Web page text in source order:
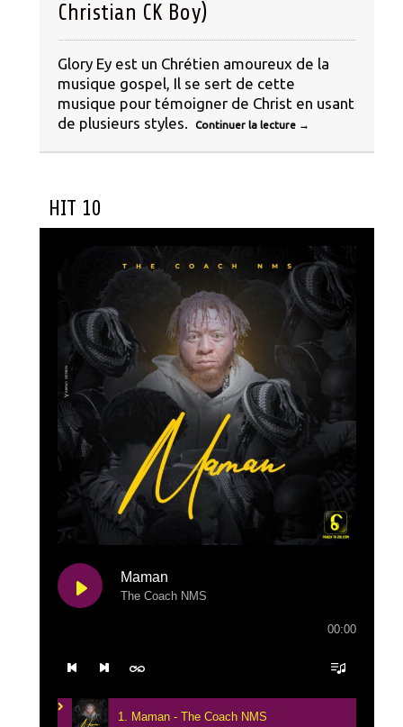
Christian CK Boy)
Glory Ey est un Chrétien amoureux de la
musique gospel, Il se sert de cette
musique pour témoigner de Christ en usant
de plusieurs styles.
Continuer la lecture →
HIT 10
Maman
The Coach NMS
00:00
1. Maman - The Coach NMS